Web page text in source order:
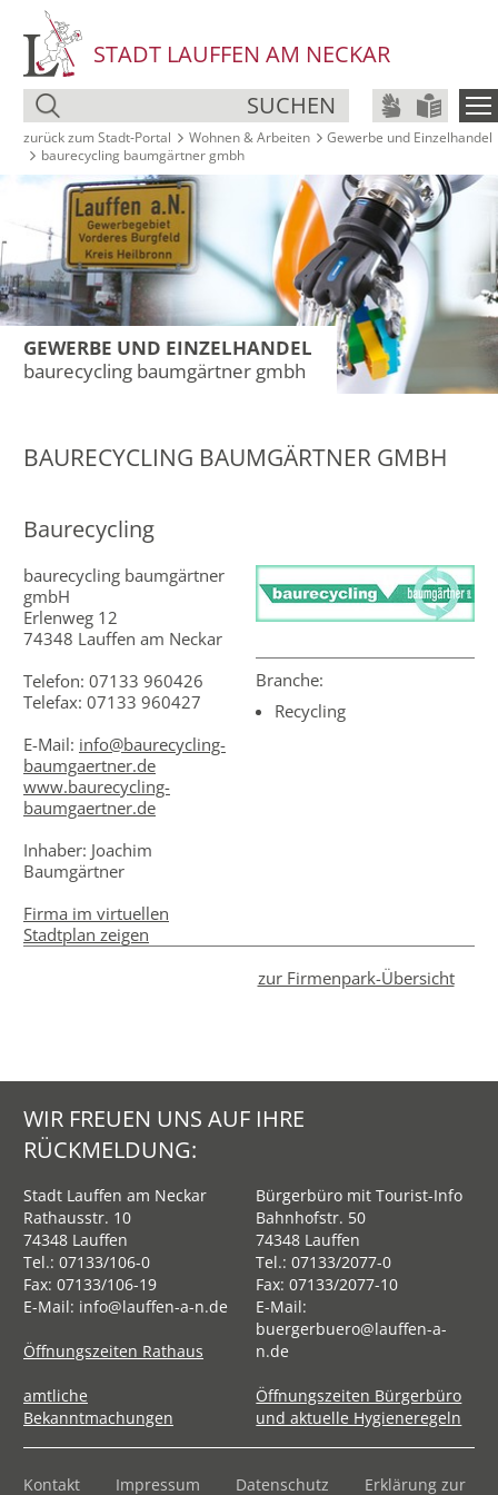
STADT LAUFFEN AM NECKAR
SUCHEN
zurück zum Stadt‑Portal Wohnen & Arbeiten
Gewerbe und Einzelhandel
baurecycling baumgärtner gmbh
GEWERBE UND EINZELHANDEL
baurecycling baumgärtner gmbh
BAURECYCLING BAUMGÄRTNER GMBH
Baurecycling
baurecycling baumgärtner
gmbH
Erlenweg 12
74348 Lauffen am Neckar
Telefon: 07133 960426
Telefax: 07133 960427
E-Mail: info@baurecycling-
baumgaertner.de
www.baurecycling-
baumgaertner.de
Inhaber: Joachim
Baumgärtner
Firma im virtuellen
Stadtplan zeigen
Branche:
Recycling
zur Firmenpark-Übersicht
WIR FREUEN UNS AUF IHRE
RÜCKMELDUNG:
Stadt Lauffen am Neckar
Rathausstr. 10
74348 Lauffen
Tel.: 07133/106-0
Fax: 07133/106-19
E-Mail: info@lauffen-a-n.de
Öffnungszeiten Rathaus
amtliche
Bekanntmachungen
Bürgerbüro mit Tourist-Info
Bahnhofstr. 50
74348 Lauffen
Tel.:07133/2077-0
Fax: 07133/2077-10
E-Mail:
buergerbuero@lauffen-a-
n.de
Öffnungszeiten Bürgerbüro
und aktuelle Hygieneregeln
Kontakt Impressum Datenschutz Erklärung zur